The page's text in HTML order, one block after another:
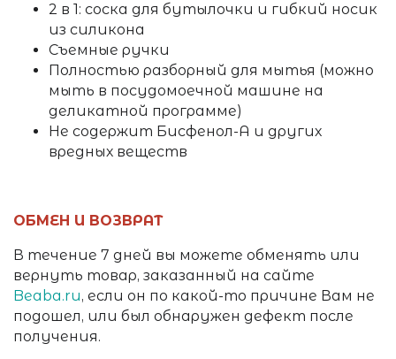
2 в 1: соска для бутылочки и гибкий носик
из силикона
Съемные ручки
Полностью разборный для мытья (можно
мыть в посудомоечной машине на
деликатной программе)
Не содержит Бисфенол-А и других
вредных веществ
ОБМЕН И ВОЗВРАТ
В течение 7 дней вы можете обменять или
вернуть товар, заказанный на сайте
Beaba.ru, если он по какой-то причине Вам не
подошел, или был обнаружен дефект после
получения.